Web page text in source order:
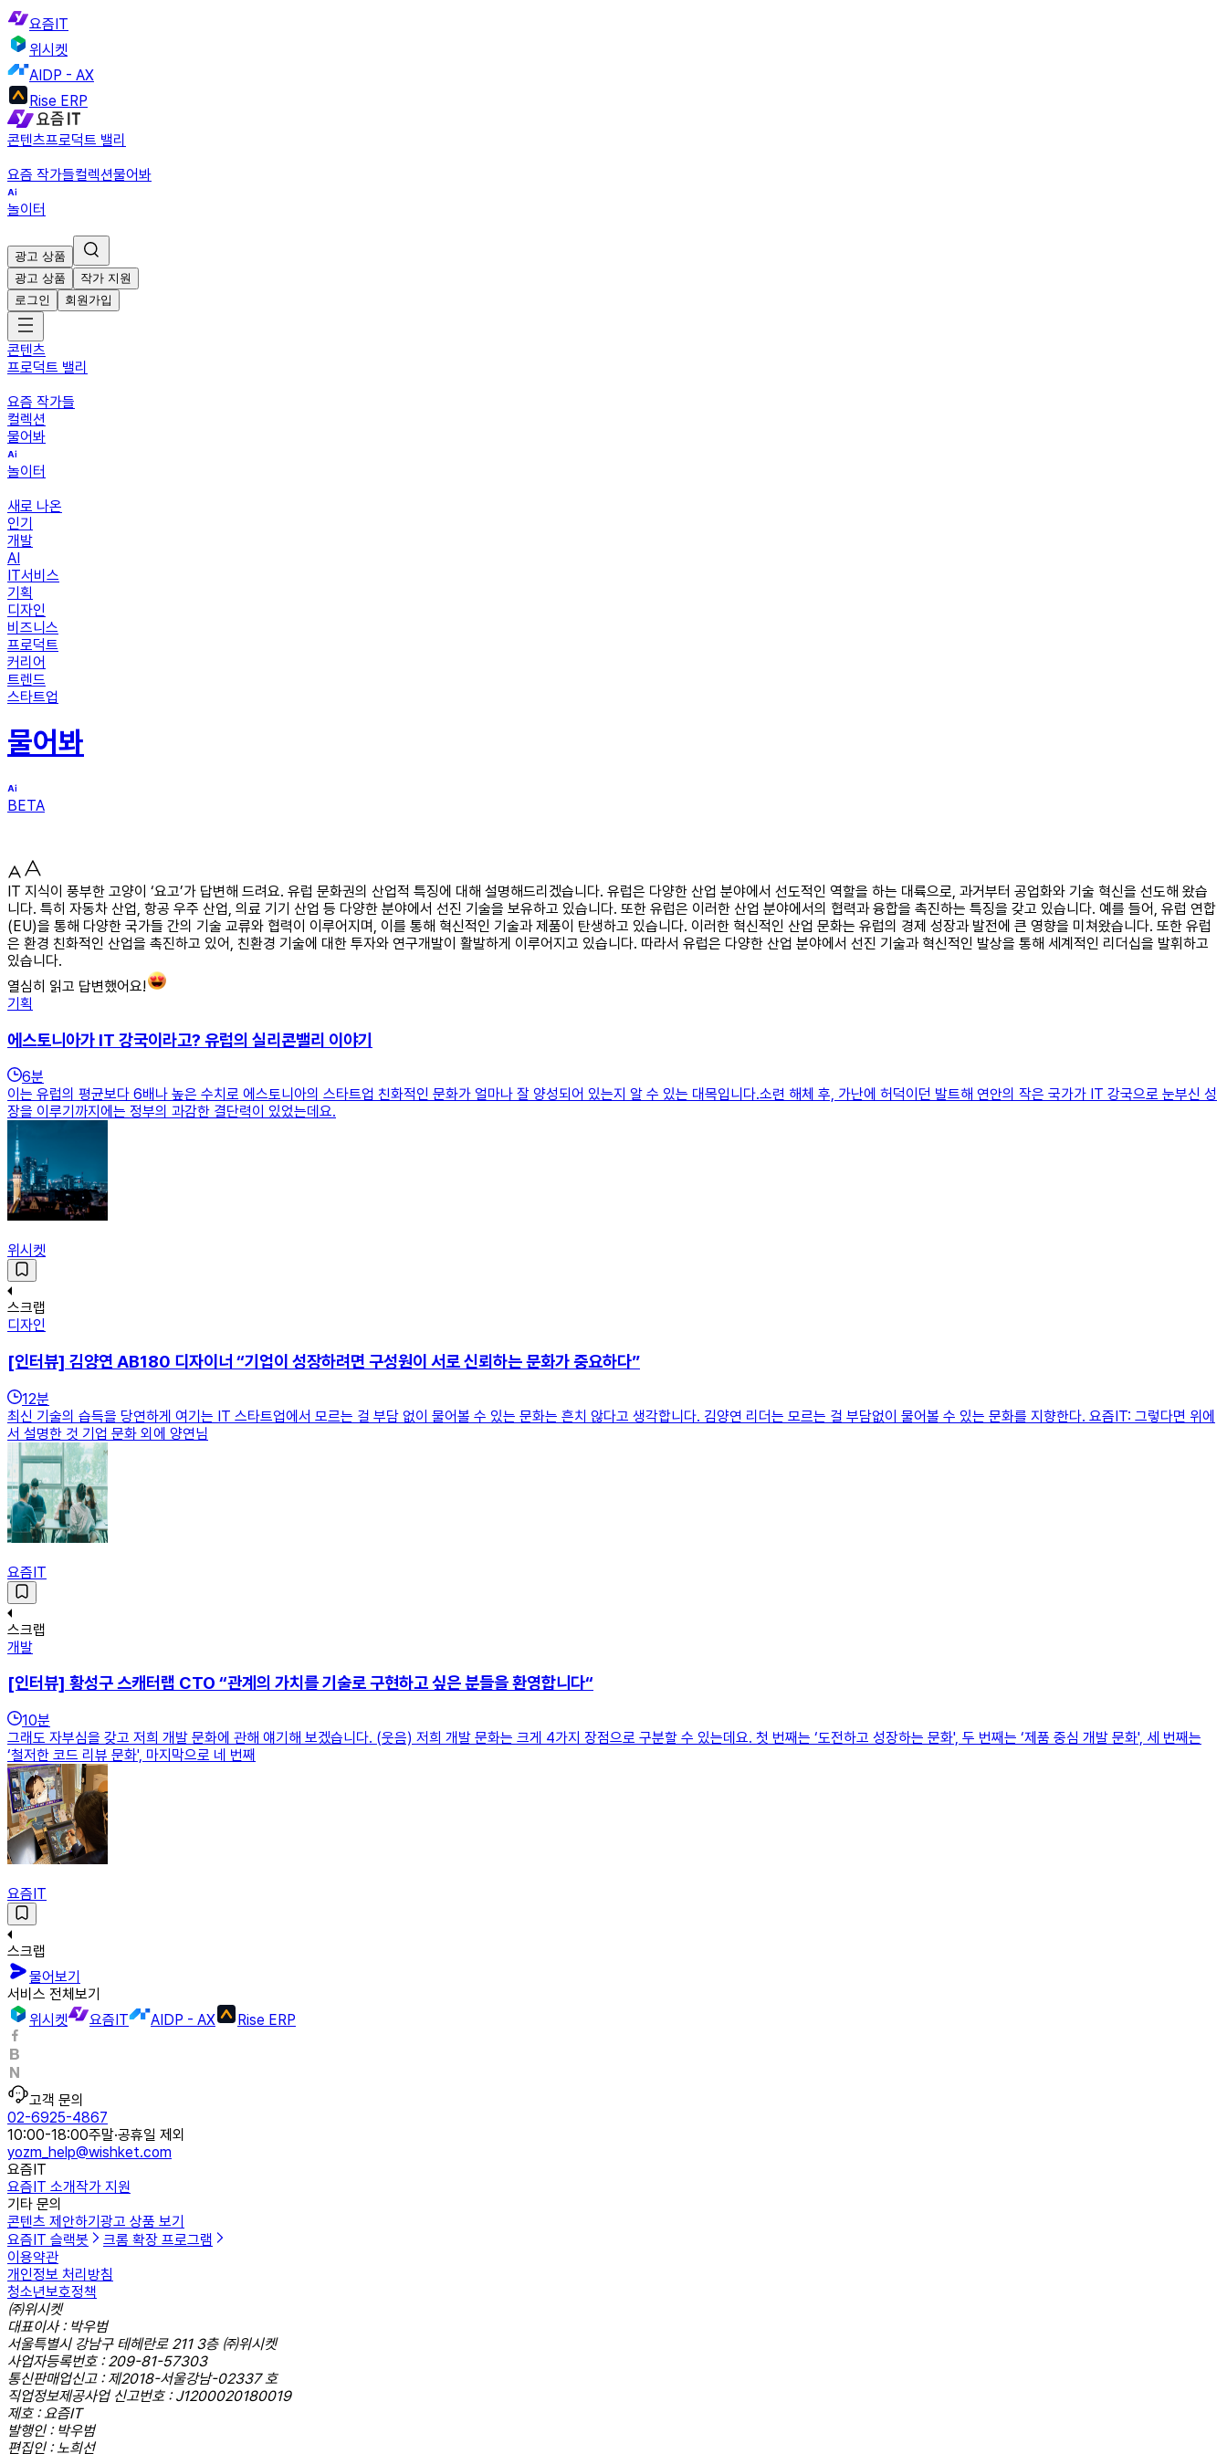
요즘IT
위시켓
AIDP - AX
Rise ERP
콘텐츠프로덕트 밸리
요즘 작가들컬렉션물어봐
놀이터
광고 상품
광고 상품
작가 지원
로그인
회원가입
콘텐츠
프로덕트 밸리
요즘 작가들
컬렉션
물어봐
놀이터
새로 나온
인기
개발
AI
IT서비스
기획
디자인
비즈니스
프로덕트
커리어
트렌드
스타트업
물어봐
BETA
IT 지식이 풍부한 고양이 ‘요고’가 답변해 드려요. 유럽 문화권의 산업적 특징에 대해 설명해드리겠습니다. 유럽은 다양한 산업 분야에서 선도적인 역할을 하는 대륙으로, 과거부터 공업화와 기술 혁신을 선도해 왔습
니다. 특히 자동차 산업, 항공 우주 산업, 의료 기기 산업 등 다양한 분야에서 선진 기술을 보유하고 있습니다. 또한 유럽은 이러한 산업 분야에서의 협력과 융합을 촉진하는 특징을 갖고 있습니다. 예를 들어, 유럽 연합
(EU)을 통해 다양한 국가들 간의 기술 교류와 협력이 이루어지며, 이를 통해 혁신적인 기술과 제품이 탄생하고 있습니다. 이러한 혁신적인 산업 문화는 유럽의 경제 성장과 발전에 큰 영향을 미쳐왔습니다. 또한 유럽
은 환경 친화적인 산업을 촉진하고 있어, 친환경 기술에 대한 투자와 연구개발이 활발하게 이루어지고 있습니다. 따라서 유럽은 다양한 산업 분야에서 선진 기술과 혁신적인 발상을 통해 세계적인 리더십을 발휘하고
있습니다.
열심히 읽고 답변했어요!
기획
에스토니아가 IT 강국이라고? 유럽의 실리콘밸리 이야기
6분
이는 유럽의 평균보다 6배나 높은 수치로 에스토니아의 스타트업 친화적인 문화가 얼마나 잘 양성되어 있는지 알 수 있는 대목입니다.​소련 해체 후, 가난에 허덕이던 발트해 연안의 작은 국가가 IT 강국으로 눈부신 성
장을 이루기까지에는 정부의 과감한 결단력이 있었는데요.
위시켓
스크랩
디자인
[인터뷰] 김양연 AB180 디자이너 “기업이 성장하려면 구성원이 서로 신뢰하는 문화가 중요하다”
12분
최신 기술의 습득을 당연하게 여기는 IT 스타트업에서 모르는 걸 부담 없이 물어볼 수 있는 문화는 흔치 않다고 생각합니다. 김양연 리더는 모르는 걸 부담없이 물어볼 수 있는 문화를 지향한다. 요즘IT: 그렇다면 위에
서 설명한 것 기업 문화 외에 양연님
요즘IT
스크랩
개발
[인터뷰] 황성구 스캐터랩 CTO “관계의 가치를 기술로 구현하고 싶은 분들을 환영합니다“
10분
그래도 자부심을 갖고 저희 개발 문화에 관해 얘기해 보겠습니다. (웃음) 저희 개발 문화는 크게 4가지 장점으로 구분할 수 있는데요. 첫 번째는 ‘도전하고 성장하는 문화', 두 번째는 ‘제품 중심 개발 문화', 세 번째는
‘철저한 코드 리뷰 문화', 마지막으로 네 번째
요즘IT
스크랩
물어보기
서비스 전체보기
위시켓
요즘IT AIDP - AX Rise ERP
고객 문의
02-6925-4867
10:00-18:00주말·공휴일 제외
yozm_help@wishket.com
요즘IT
요즘IT 소개작가 지원
기타 문의
콘텐츠 제안하기 광고 상품 보기
요즘IT 슬랙봇
크롬 확장 프로그램
이용약관
개인정보 처리방침
청소년보호정책
㈜위시켓
대표이사 : 박우범
서울특별시 강남구 테헤란로 211 3층 ㈜위시켓
사업자등록번호 : 209-81-57303
통신판매업신고 : 제2018-서울강남-02337 호
직업정보제공사업 신고번호 : J1200020180019
제호 : 요즘IT
발행인 : 박우범
편집인 : 노희선